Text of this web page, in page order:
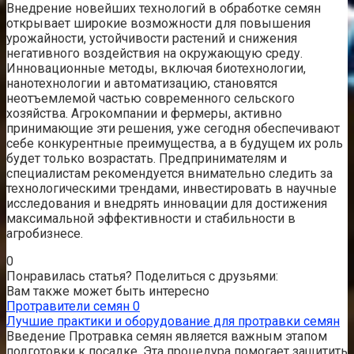
Внедрение новейших технологий в обработке семян
открывает широкие возможности для повышения
урожайности, устойчивости растений и снижения
негативного воздействия на окружающую среду.
Инновационные методы, включая биотехнологии,
нанотехнологии и автоматизацию, становятся
неотъемлемой частью современного сельского
хозяйства. Агрокомпании и фермеры, активно
принимающие эти решения, уже сегодня обеспечивают
себе конкурентные преимущества, а в будущем их роль
будет только возрастать. Предпринимателям и
специалистам рекомендуется внимательно следить за
технологическими трендами, инвестировать в научные
исследования и внедрять инновации для достижения
максимальной эффективности и стабильности в
агробизнесе.
0
Понравилась статья? Поделиться с друзьями:
Вам также может быть интересно
Протравители семян 0
Лучшие практики и оборудование для протравки семян
Введение Протравка семян является важным этапом